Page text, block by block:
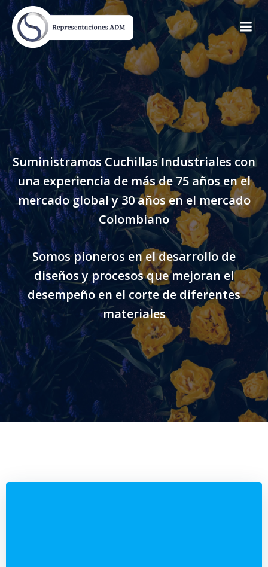
Skip
content
Suministramos Cuchillas Industriales con
una experiencia de más de 75 años en el
mercado global y 30 años en el mercado
Colombiano
Somos pioneros en el desarrollo de
diseños y procesos que mejoran el
desempeño en el corte de diferentes
materiales